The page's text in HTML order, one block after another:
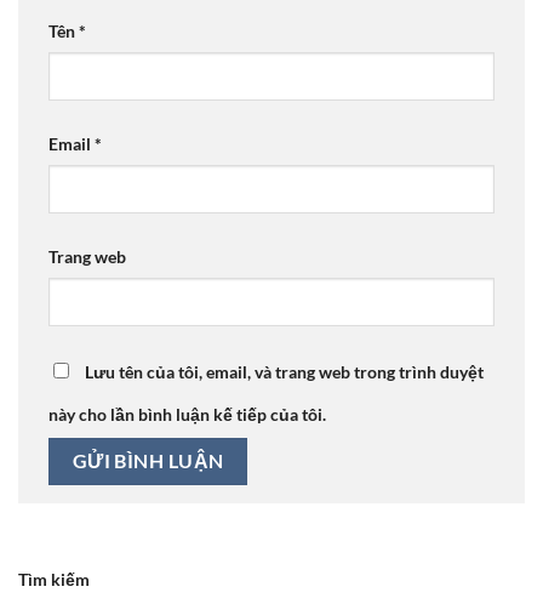
Tên*
Email *
Trang web
Lưu tên của tôi, email, và trang web trong trình duyệt
này cho lần bình luận kế tiếp của tôi.
Tìm kiếm